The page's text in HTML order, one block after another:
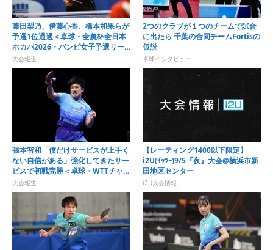
藤田梨乃、伊藤心香、橋本和果らが
予選1位通過＜卓球・全農杯全日本
ホカバ2026・バンビ女子予選リー
グ＞
大会報道
2つのクラブが１つのチームで試合
に出たら 千葉の合同チームFortisの
仮説
卓球インタビュー
張本智和「僕だけサービスが上手く
ない自信がある」強化してきたサー
ビスで初戦完勝＜卓球・WTTチャン
ピオンズ横浜2026＞
大会報道
【レーティング1400以下限定】
i2U(ｲｯﾂｰ)9/5『夜』大会@横浜市新
田地区センター
i2U大会情報